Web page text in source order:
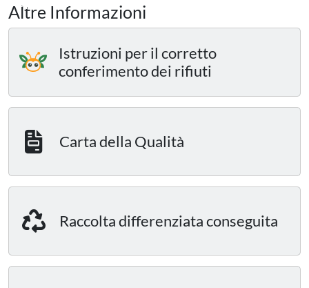
Altre Informazioni
Istruzioni per il corretto
conferimento dei rifiuti
Carta della Qualità
Raccolta differenziata conseguita